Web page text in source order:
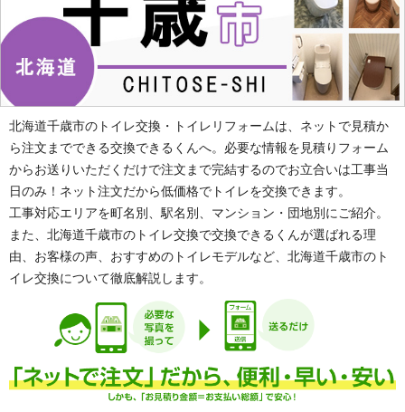
北海道千歳市のトイレ交換・トイレリフォームは、ネットで見積か
ら注文までできる交換できるくんへ。必要な情報を見積りフォーム
からお送りいただくだけで注文まで完結するのでお立合いは工事当
日のみ！ネット注文だから低価格でトイレを交換できます。
工事対応エリアを町名別、駅名別、マンション・団地別にご紹介。
また、北海道千歳市のトイレ交換で交換できるくんが選ばれる理
由、お客様の声、おすすめのトイレモデルなど、北海道千歳市のト
イレ交換について徹底解説します。